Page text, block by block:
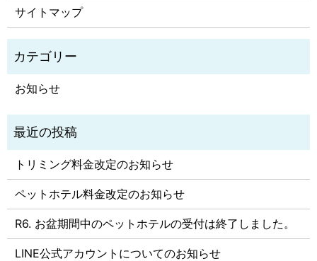
サイトマップ
お知らせ
トリミング料金改定のお知らせ
ペットホテル料金改定のお知らせ
R6. お盆期間中のペットホテルの受付は終了しました。
LINE公式アカウントについてのお知らせ